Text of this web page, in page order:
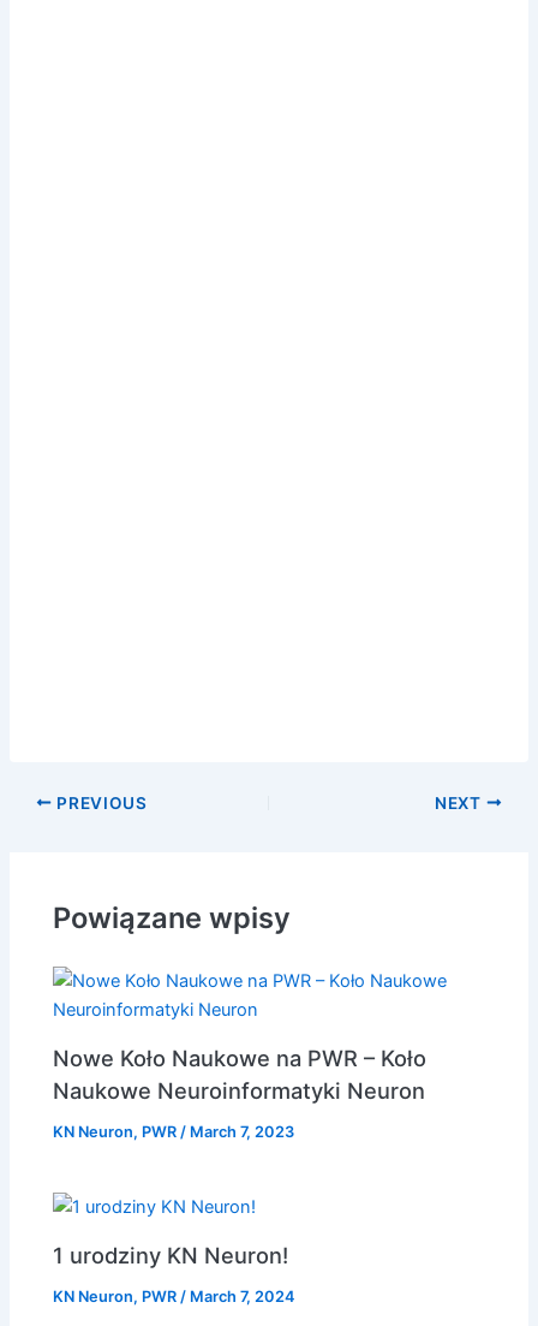
PREVIOUS NEXT
Powiązane wpisy
Nowe Koło Naukowe na PWR – Koło
Naukowe Neuroinformatyki Neuron
KN Neuron, PWR / March 7, 2023
1 urodziny KN Neuron!
KN Neuron, PWR / March 7, 2024